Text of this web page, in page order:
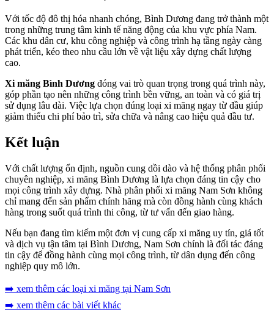
Với tốc độ đô thị hóa nhanh chóng, Bình Dương đang trở thành một
trong những trung tâm kinh tế năng động của khu vực phía Nam.
Các khu dân cư, khu công nghiệp và công trình hạ tầng ngày càng
phát triển, kéo theo nhu cầu lớn về vật liệu xây dựng chất lượng
cao.
Xi măng Bình Dương đóng vai trò quan trọng trong quá trình này,
góp phần tạo nên những công trình bền vững, an toàn và có giá trị
sử dụng lâu dài. Việc lựa chọn đúng loại xi măng ngay từ đầu giúp
giảm thiểu chi phí bảo trì, sửa chữa và nâng cao hiệu quả đầu tư.
Kết luận
Với chất lượng ổn định, nguồn cung dồi dào và hệ thống phân phối
chuyên nghiệp, xi măng Bình Dương là lựa chọn đáng tin cậy cho
mọi công trình xây dựng. Nhà phân phối xi măng Nam Sơn không
chỉ mang đến sản phẩm chính hãng mà còn đồng hành cùng khách
hàng trong suốt quá trình thi công, từ tư vấn đến giao hàng.
Nếu bạn đang tìm kiếm một đơn vị cung cấp xi măng uy tín, giá tốt
và dịch vụ tận tâm tại Bình Dương, Nam Sơn chính là đối tác đáng
tin cậy để đồng hành cùng mọi công trình, từ dân dụng đến công
nghiệp quy mô lớn.
➡️ xem thêm các loại xi măng tại Nam Sơn
➡️ xem thêm các bài viết khác